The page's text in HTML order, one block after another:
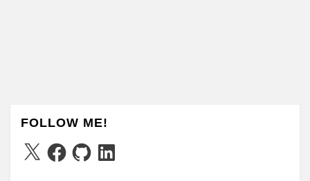
FOLLOW ME!
X Facebook
GitHubLinkedIn